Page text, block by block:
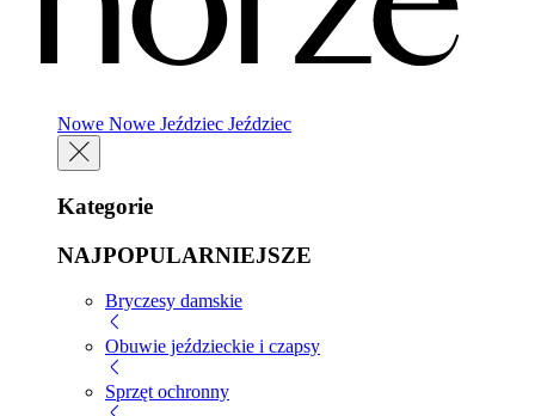
Nowe Nowe Jeździec Jeździec
Kategorie
NAJPOPULARNIEJSZE
Bryczesy damskie
Obuwie jeździeckie i czapsy
Sprzęt ochronny